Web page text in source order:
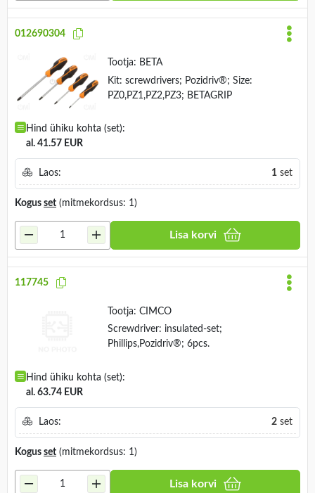
012690304
Tootja: BETA
Kit: screwdrivers; Pozidriv®; Size:
PZ0,PZ1,PZ2,PZ3; BETAGRIP
Hind ühiku kohta (set):
al. 41.57 EUR
Laos: 1 set
Kogus set (mitmekordsus: 1)
Lisa korvi
117745
Tootja: CIMCO
Screwdriver: insulated-set;
Phillips,Pozidriv®; 6pcs.
Hind ühiku kohta (set):
al. 63.74 EUR
Laos: 2 set
Kogus set (mitmekordsus: 1)
Lisa korvi